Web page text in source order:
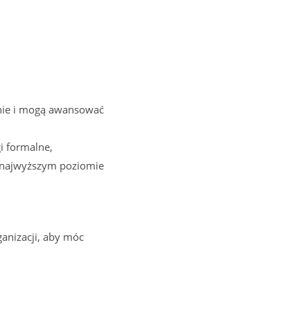
i mogą awansować
formalne,
poziomie
aby móc